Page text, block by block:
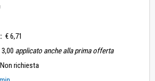
€ 6,71
3,00 applicato anche alla prima offerta
Non richiesta